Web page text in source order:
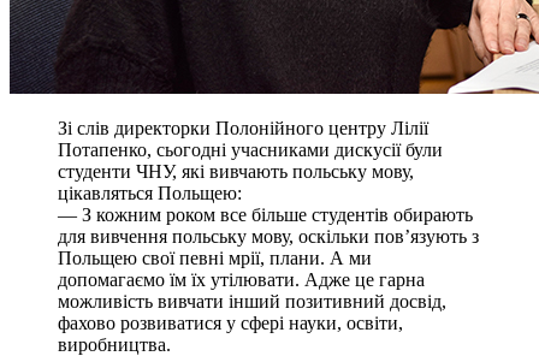
Зі слів директорки Полонійного центру Лілії
Потапенко, сьогодні учасниками дискусії були
студенти ЧНУ, які вивчають польську мову,
цікавляться Польщею:
— З кожним роком все більше студентів обирають
для вивчення польську мову, оскільки пов’язують з
Польщею свої певні мрії, плани. А ми
допомагаємо їм їх утілювати. Адже це гарна
можливість вивчати інший позитивний досвід,
фахово розвиватися у сфері науки, освіти,
виробництва.